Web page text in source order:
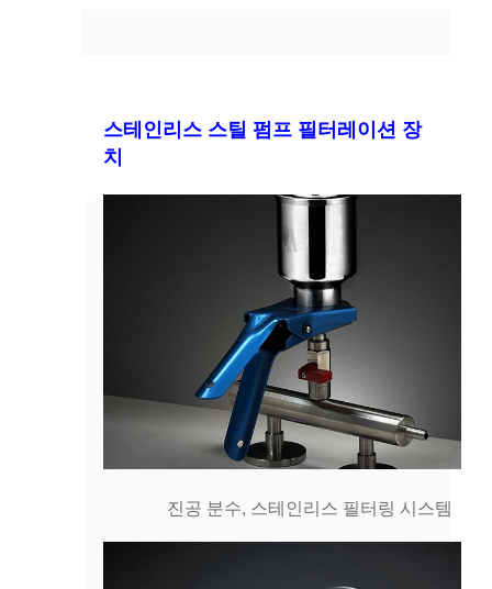
스테인리스 스틸 펌프 필터레이션 장
치
진공 분수, 스테인리스 필터링 시스템